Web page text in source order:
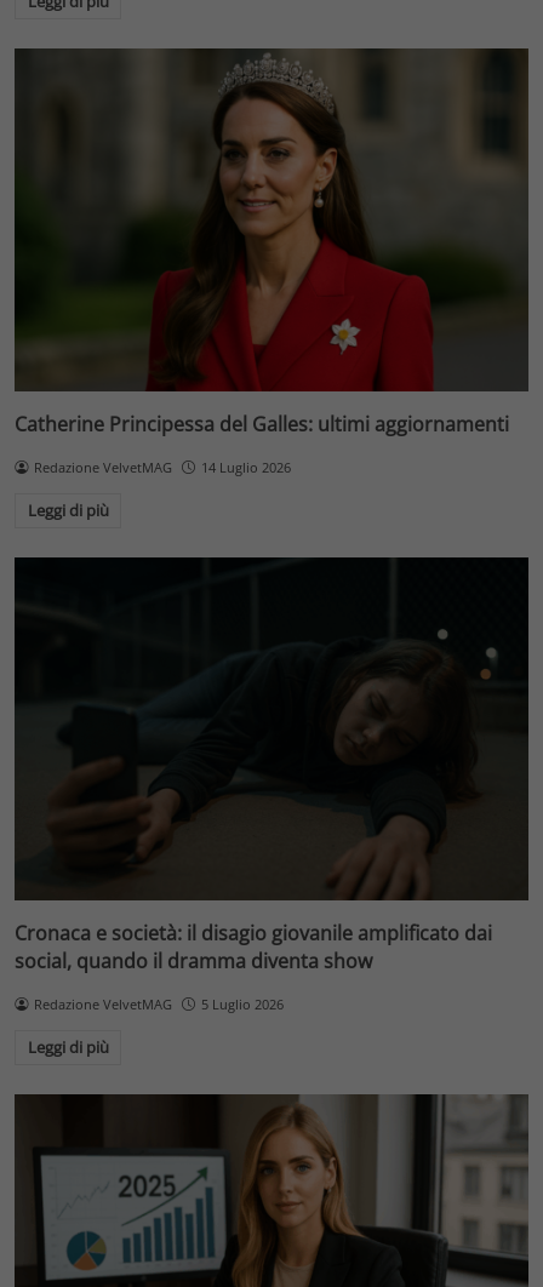
Catherine Principessa del Galles: ultimi aggiornamenti
Redazione VelvetMAG 14 Luglio 2026
Leggi di più
Cronaca e società: il disagio giovanile amplificato dai
social, quando il dramma diventa show
Redazione VelvetMAG 5 Luglio 2026
Leggi di più